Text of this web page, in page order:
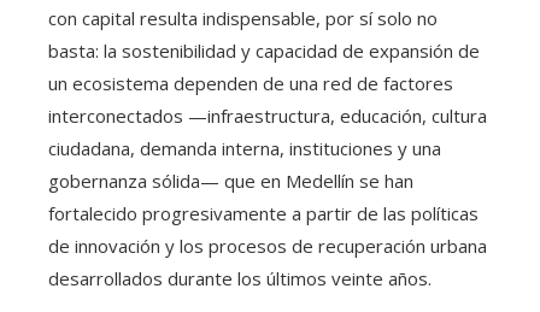
con capital resulta indispensable, por sí solo no
basta: la sostenibilidad y capacidad de expansión de
un ecosistema dependen de una red de factores
interconectados —infraestructura, educación, cultura
ciudadana, demanda interna, instituciones y una
gobernanza sólida— que en Medellín se han
fortalecido progresivamente a partir de las políticas
de innovación y los procesos de recuperación urbana
desarrollados durante los últimos veinte años.